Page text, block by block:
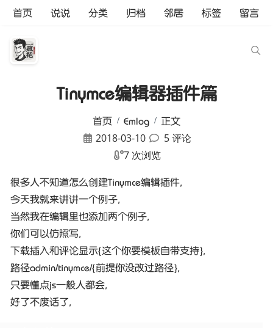
首页 说说 分类 归档 邻居 标签 留言
Tinymce编辑器插件篇
首页 Emlog 正文
2018-03-10
5 评论
7 次浏览
很多人不知道怎么创建Tinymce编辑插件,
今天我就来讲讲一个例子,
当然我在编辑里也添加两个例子,
你们可以仿照写,
下载插入和评论显示{这个你要模板自带支持},
路径admin/tinymce/{前提你没改过路径},
只要懂点js一般人都会,
好了不废话了,